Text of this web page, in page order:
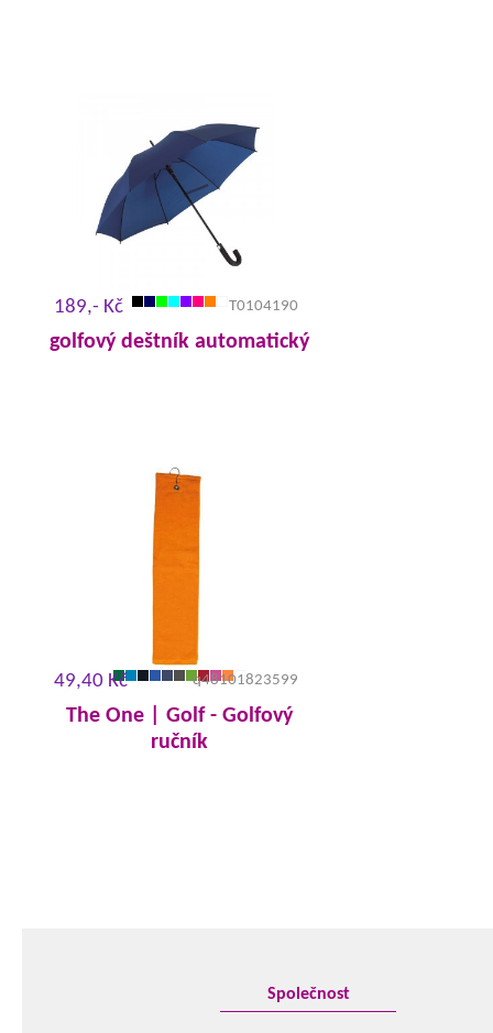
189,- Kč T0104190
golfový deštník automatický
49,40 Kč q48101823599
The One | Golf - Golfový
ručník
Společnost